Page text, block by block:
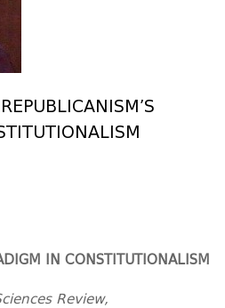
IN CONSTITUTIONALISM
Review,